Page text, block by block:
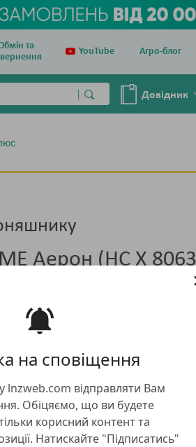
на сповіщення
lnzweb.com відправляти Вам
Обіцяємо, що ви будете
корисний контент та
Натискайте "Підписатись"
та
YouTube Агро-блог
Довiдник
Aерон (НС Х
грн
КУПИТИ В 1 КЛІК